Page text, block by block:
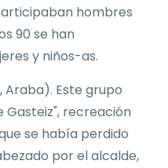
hombres
90 se han
y niños-as.
Araba). Este grupo
Gasteiz", recreación
se había perdido
por el alcalde,